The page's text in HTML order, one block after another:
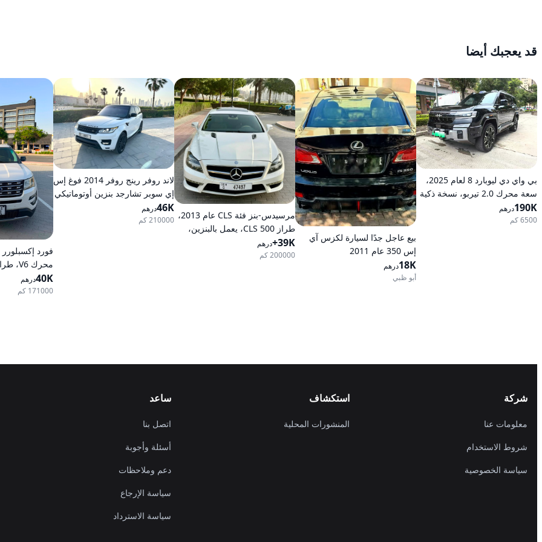
قد يعجبك أيضا
بي واي دي ليوبارد 8 لعام 2025،
سعة محرك 2.0 تيربو، نسخة ذكية
رائدة هجينة ذات دفع كلي على
العجلات
190Kدرهم
6500 كم
بيع عاجل جدًا لسيارة لكزس آي
إس 350 عام 2011
18Kدرهم
أبو ظبي
مرسيدس-بنز فئة CLS عام 2013،
طراز CLS 500، يعمل بالبنزين،
أوتوماتيكي، دفع خلفي
39K+ درهم
200000 كم
لاند روفر رينج روفر 2014 فوغ إس
إي سوبر تشارجد بنزين أوتوماتيكي
بدفع كلي للعجلات
46Kدرهم
210000 كم
خيارات
أوتوماتيكية،
40Kدرهم
171000 كم
شركة
معلومات عنا
شروط الاستخدام
سياسة الخصوصية
استكشاف
المنشورات المحلية
ساعد
اتصل بنا
أسئلة وأجوبة
دعم وملاحظات
سياسة الإرجاع
سياسة الاسترداد